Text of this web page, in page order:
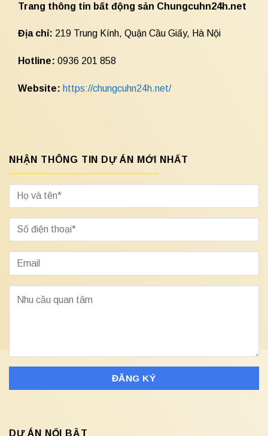
Trang thông tin bất động sản Chungcuhn24h.net
Địa chỉ: 219 Trung Kính, Quận Cầu Giấy, Hà Nội
Hotline: 0936 201 858
Website: https://chungcuhn24h.net/
NHẬN THÔNG TIN DỰ ÁN MỚI NHẤT
DỰ ÁN NỔI BẬT